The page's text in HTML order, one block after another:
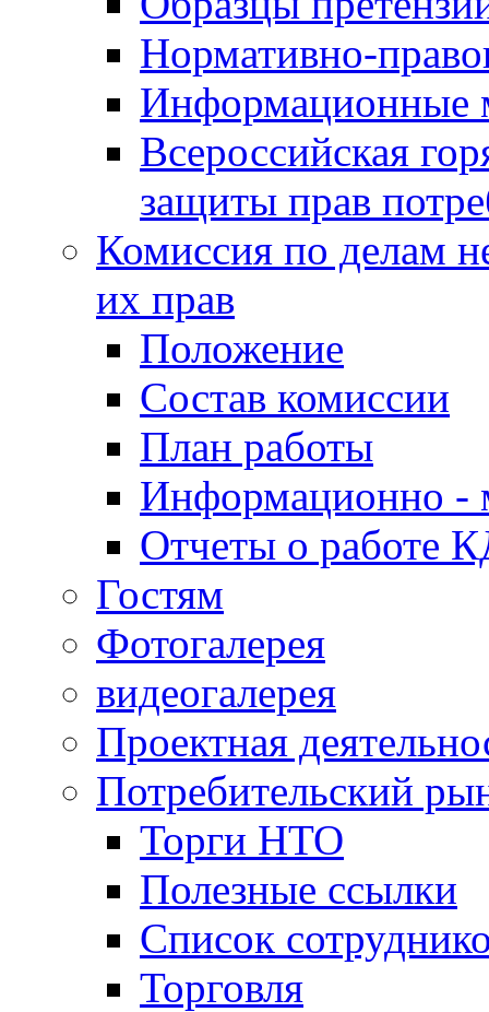
Нормативно-
Информационные
Всероссийская
защиты прав
Комиссия по делам
их прав
Положение
Состав комиссии
План работы
Информационно -
Отчеты о работе
Гостям
Фотогалерея
видеогалерея
Проектная
Потребительский
Торги НТО
Полезные ссылки
Список
Торговля